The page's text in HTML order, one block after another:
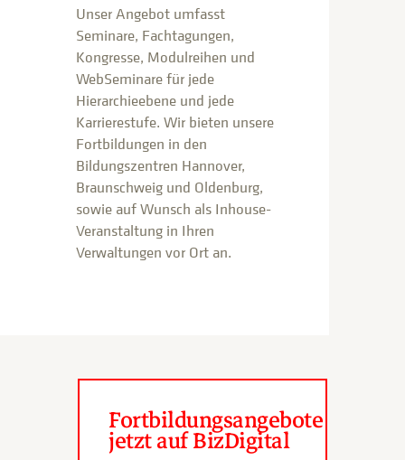
Unser Angebot umfasst
Seminare, Fachtagungen,
Kongresse, Modulreihen und
WebSeminare für jede
Hierarchieebene und jede
Karrierestufe. Wir bieten unsere
Fortbildungen in den
Bildungszentren Hannover,
Braunschweig und Oldenburg,
sowie auf Wunsch als Inhouse-
Veranstaltung in Ihren
Verwaltungen vor Ort an.
Fortbildungsangebote
jetzt auf BizDigital